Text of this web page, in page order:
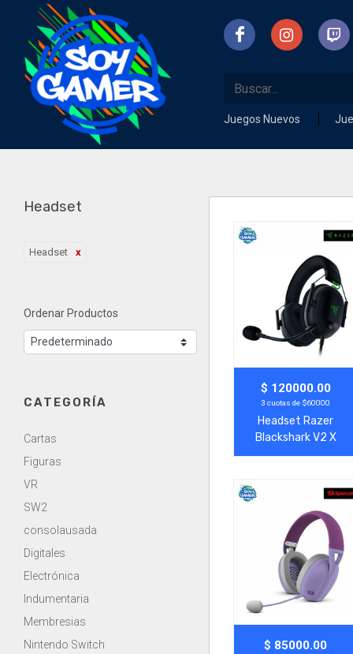
Juegos Nuevos
Headset
Headset
Ordenar Productos
CATEGORÍA
Cartas
Figuras
VR
SW2
consolausada
Digitales
Electrónica
Indumentaria
Membresias
Nintendo Switch
Agregar Ver Más
$ 120000.00
3 cuotas de $60000
Headset Razer
Blackshark V2 X
Negro
Agregar Ver Más
$ 85000.00